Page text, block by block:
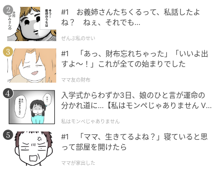
エキサイトニュース
#1 お義姉さんたちくるって、私話したよ
ね？ ねぇ、それでも…
ぜんぶ私のせい
#1 「あっ、財布忘れちゃった」「いいよ出
すよ〜！」これが全ての始まりでした
ママ友の財布
入学式からわずか3日、娘のひと言が運命の
分かれ道に…【私はモンペじゃありません Vo
私はモンペじゃありません
#1 「ママ、生きてるよね？」寝ていると思
って部屋を開けたら
ママが家出した